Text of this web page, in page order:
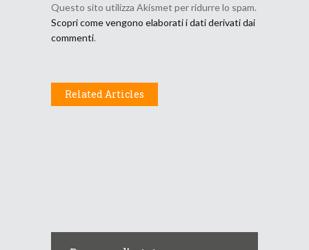
Questo sito utilizza Akismet per ridurre lo spam.
Scopri come vengono elaborati i dati derivati dai
commenti.
Related Articles